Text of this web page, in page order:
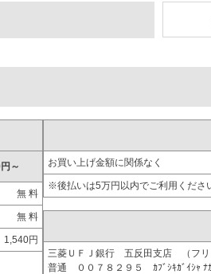
～
無 料
無 料
1,540円
お買い上げ金額に関係なく
※後払いは5万円以内でご利用くださ
三菱ＵＦＪ銀行 五反田支店 （フ
普通 ００７８２９５ ｶﾌﾞｼｷｶﾞｲｼｬ ﾅ